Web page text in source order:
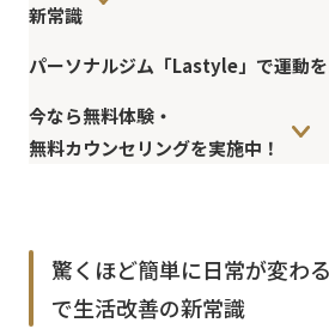
新常識
パーソナルジム「Lastyle」で運動を
今なら無料体験・
無料カウンセリングを実施中！
驚くほど簡単に日常が変わ
で生活改善の新常識